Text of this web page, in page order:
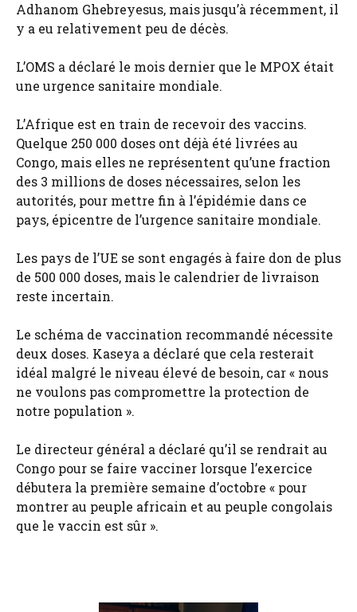
Adhanom Ghebreyesus, mais jusqu’à récemment, il
y a eu relativement peu de décès.
L’OMS a déclaré le mois dernier que le MPOX était
une urgence sanitaire mondiale.
L’Afrique est en train de recevoir des vaccins.
Quelque 250 000 doses ont déjà été livrées au
Congo, mais elles ne représentent qu’une fraction
des 3 millions de doses nécessaires, selon les
autorités, pour mettre fin à l’épidémie dans ce
pays, épicentre de l’urgence sanitaire mondiale.
Les pays de l’UE se sont engagés à faire don de plus
de 500 000 doses, mais le calendrier de livraison
reste incertain.
Le schéma de vaccination recommandé nécessite
deux doses. Kaseya a déclaré que cela resterait
idéal malgré le niveau élevé de besoin, car « nous
ne voulons pas compromettre la protection de
notre population ».
Le directeur général a déclaré qu’il se rendrait au
Congo pour se faire vacciner lorsque l’exercice
débutera la première semaine d’octobre « pour
montrer au peuple africain et au peuple congolais
que le vaccin est sûr ».